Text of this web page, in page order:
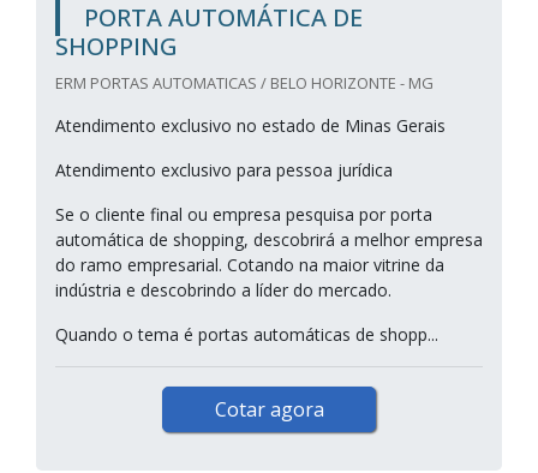
PORTA AUTOMÁTICA DE
SHOPPING
ERM PORTAS AUTOMATICAS / BELO HORIZONTE - MG
Atendimento exclusivo no estado de Minas Gerais
Atendimento exclusivo para pessoa jurídica
Se o cliente final ou empresa pesquisa por porta
automática de shopping, descobrirá a melhor empresa
do ramo empresarial. Cotando na maior vitrine da
indústria e descobrindo a líder do mercado.
Quando o tema é portas automáticas de shopp...
Cotar agora